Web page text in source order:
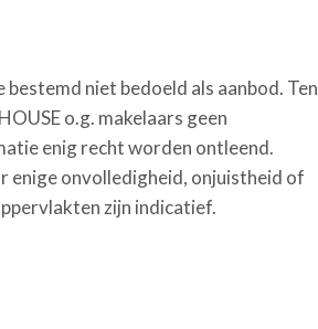
niet bedoeld als aanbod. Ten
o.g. makelaars geen
enig recht worden ontleend.
enige onvolledigheid, onjuistheid of
zijn indicatief.